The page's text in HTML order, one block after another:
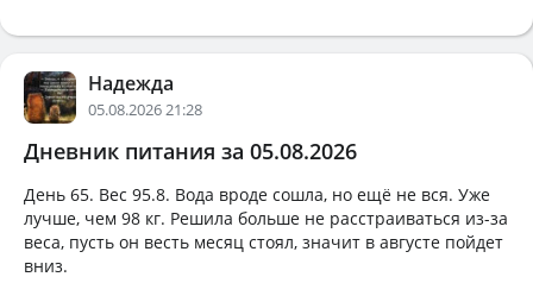
Надежда
05.08.2026 21:28
Дневник питания за 05.08.2026
День 65. Вес 95.8. Вода вроде сошла, но ещё не вся. Уже
лучше, чем 98 кг. Решила больше не расстраиваться из-за
веса, пусть он весть месяц стоял, значит в августе пойдет
вниз.